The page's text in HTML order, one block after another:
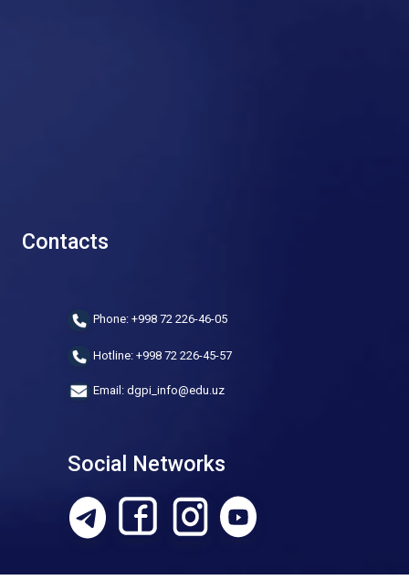
Contacts
Phone: +998 72 226-46-05
Hotline: +998 72 226-45-57
Email: dgpi_info@edu.uz
Social Networks